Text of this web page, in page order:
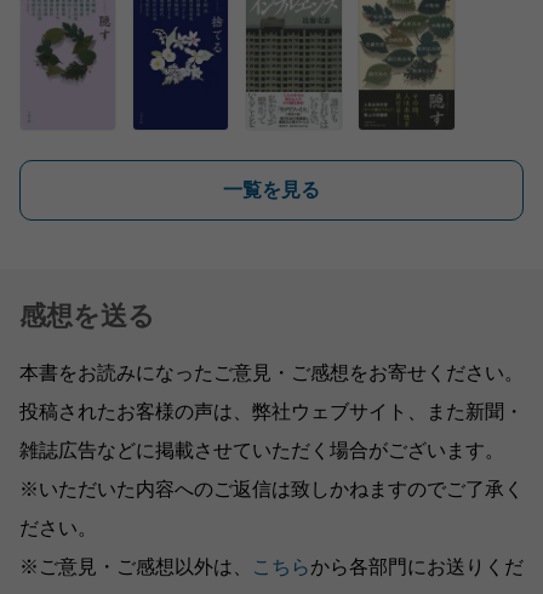
一覧を見る
感想を送る
本書をお読みになったご意見・ご感想をお寄せください。
投稿されたお客様の声は、弊社ウェブサイト、また新聞・
雑誌広告などに掲載させていただく場合がございます。
※いただいた内容へのご返信は致しかねますのでご了承く
ださい。
※ご意見・ご感想以外は、
こちらから各部門にお送りくだ